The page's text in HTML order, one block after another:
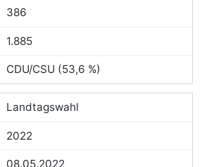
386
1.885
CDU/CSU (53,6 %)
Landtagswahl
2022
08.05.2022